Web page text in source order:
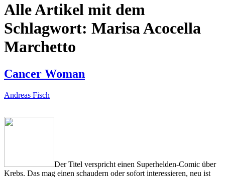
Alle Artikel mit dem
Schlagwort: Marisa Acocella
Marchetto
Cancer Woman
Andreas Fisch
Der Titel verspricht einen Superhelden-Comic über
Krebs. Das mag einen schaudern oder sofort interessieren, neu ist